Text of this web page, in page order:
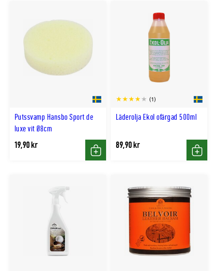
Putssvamp Hansbo Sport de
luxe vit Ø8cm
19,90 kr
Köp
Läderolja Ekol ofärgad 500ml
(1)
89,90 kr
Köp